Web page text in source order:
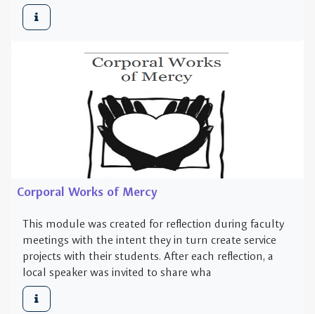
Corporal Works of Mercy
This module was created for reflection during faculty
meetings with the intent they in turn create service
projects with their students. After each reflection, a
local speaker was invited to share wha